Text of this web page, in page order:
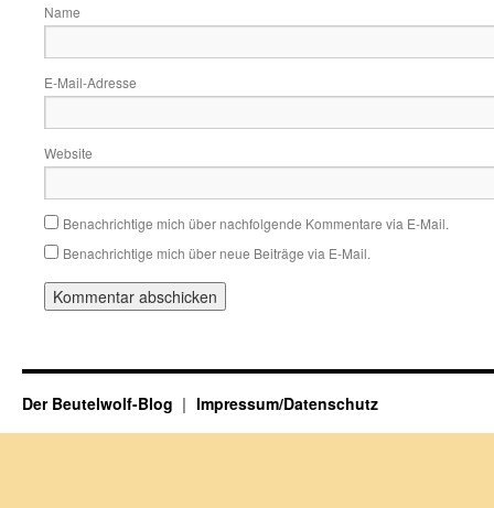
Name
E-Mail-Adresse
Website
Benachrichtige mich über nachfolgende Kommentare via E-Mail.
Benachrichtige mich über neue Beiträge via E-Mail.
Der Beutelwolf-Blog Impressum/Datenschutz